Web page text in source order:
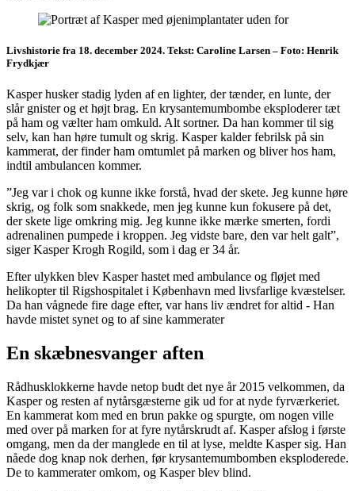
Livshistorie fra 18. december 2024. Tekst: Caroline Larsen – Foto: Henrik
Frydkjær
Kasper husker stadig lyden af en lighter, der tænder, en lunte, der
slår gnister og et højt brag. En krysantemumbombe eksploderer tæt
på ham og vælter ham omkuld. Alt sortner. Da han kommer til sig
selv, kan han høre tumult og skrig. Kasper kalder febrilsk på sin
kammerat, der finder ham omtumlet på marken og bliver hos ham,
indtil ambulancen kommer.
”Jeg var i chok og kunne ikke forstå, hvad der skete. Jeg kunne høre
skrig, og folk som snakkede, men jeg kunne kun fokusere på det,
der skete lige omkring mig. Jeg kunne ikke mærke smerten, fordi
adrenalinen pumpede i kroppen. Jeg vidste bare, den var helt galt”,
siger Kasper Krogh Rogild, som i dag er 34 år.
Efter ulykken blev Kasper hastet med ambulance og fløjet med
helikopter til Rigshospitalet i København med livsfarlige kvæstelser.
Da han vågnede fire dage efter, var hans liv ændret for altid - Han
havde mistet synet og to af sine kammerater
En skæbnesvanger aften
Rådhusklokkerne havde netop budt det nye år 2015 velkommen, da
Kasper og resten af nytårsgæsterne gik ud for at nyde fyrværkeriet.
En kammerat kom med en brun pakke og spurgte, om nogen ville
med over på marken for at fyre nytårskrudt af. Kasper afslog i første
omgang, men da der manglede en til at lyse, meldte Kasper sig. Han
nåede dog knap nok derhen, før krysantemumbomben eksploderede.
De to kammerater omkom, og Kasper blev blind.